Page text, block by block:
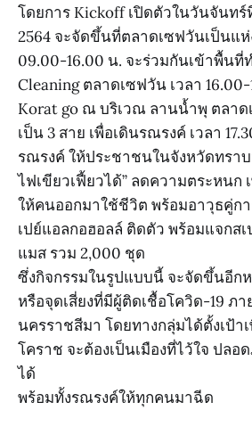
โดยการ Kickoff เปิดตัวในวันจันทร์
2564 จะจัดขึ้นที่ตลาดเซฟวันเป็นแห่
09.00-16.00 น. จะร่วมกันเข้าพื้นที่
Cleaning ตลาดเซฟวัน เวลา
Korat go ณ บริเวณ ลานน้ำพุ ตลา
เป็น 3 สาย เพื่อเดินรณรงค์ เวลา
รณรงค์ ให้ประชาชนในจังหวัดทรา
ไฟเขียวเฟี้ยวได้” ลดความตระหนก
ให้คนออกมาใช้ชีวิต พร้อมอาวุธคู่ก
เปย์แอลกอฮอลล์ ติดตัว พร้อมแจกส
แมส รวม 2,000 ชุด
ซึ่งกิจกรรมในรูปแบบนี้ จะจัดขึ้นอีก
หรือจุดเสี่ยงที่มีผู้ติดเชื้อโควิด-19 ภา
นครราชสีมา โดยทางกลุ่มได้ตั้งเป้าเ
โคราช จะต้องเป็นเมืองที่ไว้ใจ ปลอ
ได้
พร้อมทั้งรณรงค์ให้ทุกคนมาฉีด